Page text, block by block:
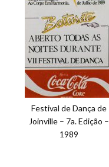
Festival de Dança de
Joinville – 7a. Edição –
1989